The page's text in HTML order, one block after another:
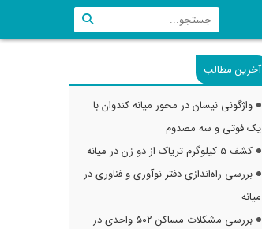
آخرین مطالب
واژگونی نیسان در محور میانه کندوان با
یک فوتی و سه مصدوم
کشف ۵ کیلوگرم تریاک از دو زن در میانه
بررسی راه‌اندازی دفتر نوآوری و فناوری در
میانه
بررسی مشکلات مساکن ۵۰۲ واحدی در